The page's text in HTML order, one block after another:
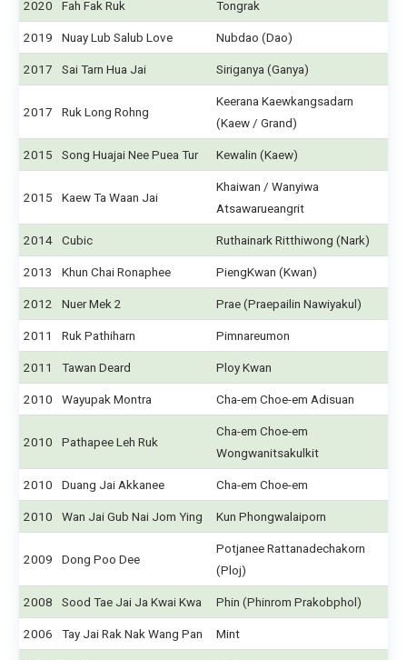
2020 Fah Fak Ruk Tongrak
2019 Nuay Lub Salub Love Nubdao (Dao)
2017 Sai Tarn Hua Jai Siriganya (Ganya)
2017 Ruk Long Rohng
Keerana Kaewkangsadarn
(Kaew / Grand)
2015 Song Huajai Nee Puea Tur Kewalin (Kaew)
2015 Kaew Ta Waan Jai
Khaiwan / Wanyiwa
Atsawarueangrit
2014 Cubic Ruthainark Ritthiwong (Nark)
2013 Khun Chai Ronaphee PiengKwan (Kwan)
2012 Nuer Mek 2 Prae (Praepailin Nawiyakul)
2011 Ruk Pathiharn Pimnareumon
2011 Tawan Deard Ploy Kwan
2010 Wayupak Montra Cha-em Choe-em Adisuan
2010 Pathapee Leh Ruk
Cha-em Choe-em
Wongwanitsakulkit
2010 Duang Jai Akkanee Cha-em Choe-em
2010 Wan Jai Gub Nai Jom Ying Kun Phongwalaiporn
2009 Dong Poo Dee
Potjanee Rattanadechakorn
(Ploj)
2008 Sood Tae Jai Ja Kwai Kwa Phin (Phinrom Prakobphol)
2006 Tay Jai Rak Nak Wang Pan Mint